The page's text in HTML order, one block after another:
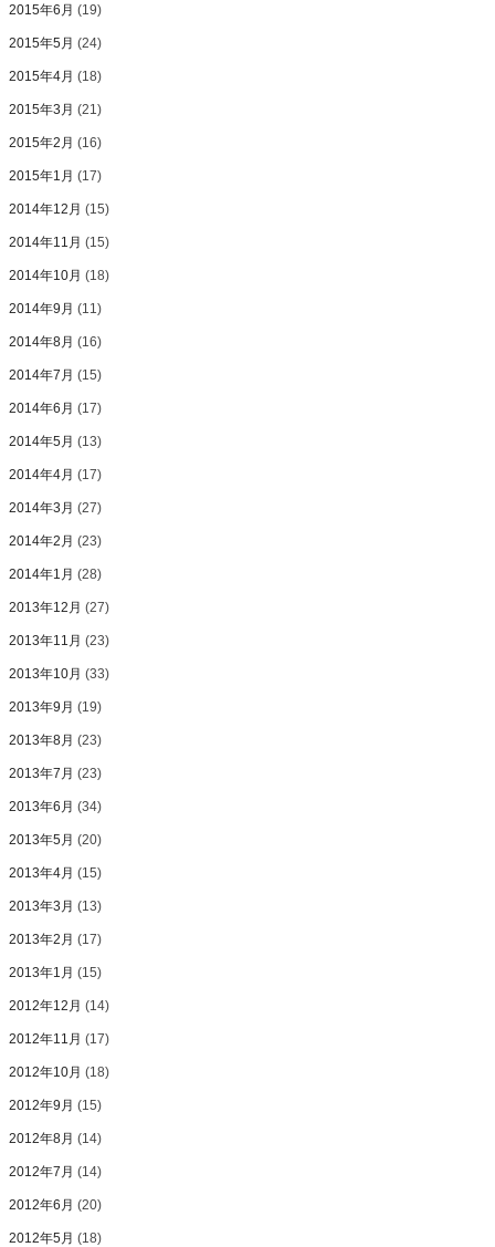
2015年6月 (19)
2015年5月 (24)
2015年4月 (18)
2015年3月 (21)
2015年2月 (16)
2015年1月 (17)
2014年12月 (15)
2014年11月 (15)
2014年10月 (18)
2014年9月 (11)
2014年8月 (16)
2014年7月 (15)
2014年6月 (17)
2014年5月 (13)
2014年4月 (17)
2014年3月 (27)
2014年2月 (23)
2014年1月 (28)
2013年12月 (27)
2013年11月 (23)
2013年10月 (33)
2013年9月 (19)
2013年8月 (23)
2013年7月 (23)
2013年6月 (34)
2013年5月 (20)
2013年4月 (15)
2013年3月 (13)
2013年2月 (17)
2013年1月 (15)
2012年12月 (14)
2012年11月 (17)
2012年10月 (18)
2012年9月 (15)
2012年8月 (14)
2012年7月 (14)
2012年6月 (20)
2012年5月 (18)